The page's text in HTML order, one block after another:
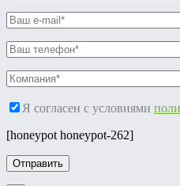
Я согласен с условиями
[honeypot honeypot-262]